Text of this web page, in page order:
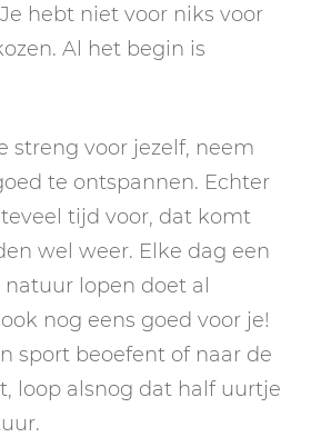
hebt niet voor niks voor
Al het begin is
streng voor jezelf, neem
te ontspannen. Echter
tijd voor, dat komt
wel weer. Elke dag een
lopen doet al
nog eens goed voor je!
sport beoefent of naar de
loop alsnog dat half uurtje